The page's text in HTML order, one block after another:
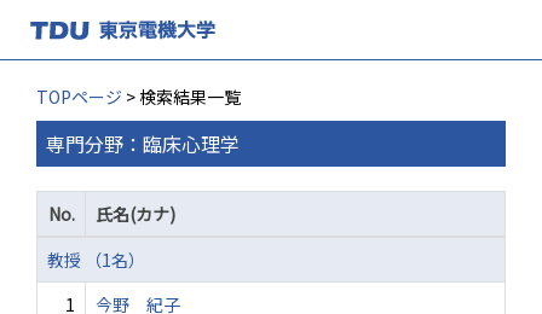
TOPページ > 検索結果一覧
専門分野：臨床心理学
No.
氏名(カナ)
教授 （1名）
1
今野 紀子